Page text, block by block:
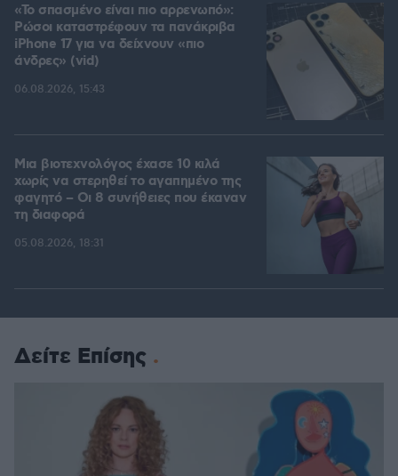
«Το σπασμένο είναι πιο αρρενωπό»:
Ρώσοι καταστρέφουν τα πανάκριβα
iPhone 17 για να δείχνουν «πιο
άνδρες» (vid)
06.08.2026, 15:43
Μια βιοτεχνολόγος έχασε 10 κιλά
χωρίς να στερηθεί το αγαπημένο της
φαγητό – Οι 8 συνήθειες που έκαναν
τη διαφορά
05.08.2026, 18:31
Δείτε Επίσης